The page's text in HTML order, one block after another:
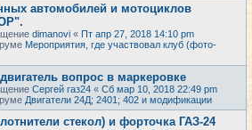
автомобилей и мотоциклов
dimanovi « Пт апр 27, 2018 14:10 pm
Мероприятия, где участвовал клуб (фото-
вопрос в маркеровке
Сергей газ24 « Сб мар 10, 2018 22:49 pm
Двигатели 24Д; 2401; 402 и модификации
стекол) и форточка ГАЗ-24